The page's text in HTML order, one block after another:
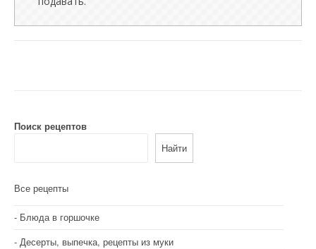
Поиск рецептов
Найти
Все рецепты
Блюда в горшочке
Десерты, выпечка, рецепты из муки